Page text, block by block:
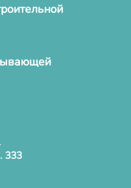
333